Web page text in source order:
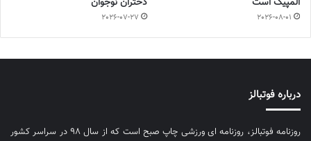
2026-08-01
2026-07-27
درباره فوتبالز
روزنامه فوتبالز، روزنامه ای ورزشی چاپ صبح است که از سال ۹۸ در سراسر کشور